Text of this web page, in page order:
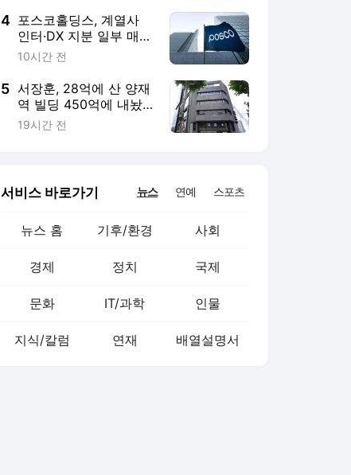
4 포스코홀딩스, 계열사
인터·DX 지분 일부 매
각… 2조5000억원 확보
10시간 전
5 서장훈, 28억에 산 양재
역 빌딩 450억에 내놨
다
19시간 전
서비스 바로가기 뉴스 연예 스포츠
뉴스 홈 기후/환경 사회
경제 정치 국제
문화 IT/과학 인물
지식/칼럼 연재 배열설명서